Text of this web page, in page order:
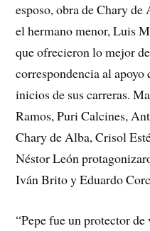
esposo, obra de Chary
el hermano menor, Luis
que ofrecieron lo mejor
correspondencia al
inicios de sus carreras.
Ramos, Puri Calcines,
Chary de Alba, Crisol
Néstor León
Iván Brito y Eduardo
“Pepe fue un protector